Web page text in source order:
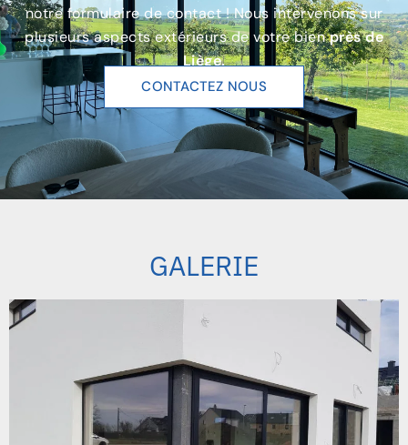
notre formulaire de contact ! Nous intervenons sur
plusieurs aspects extérieurs de votre bienprès de
Liège.
CONTACTEZ NOUS
GALERIE